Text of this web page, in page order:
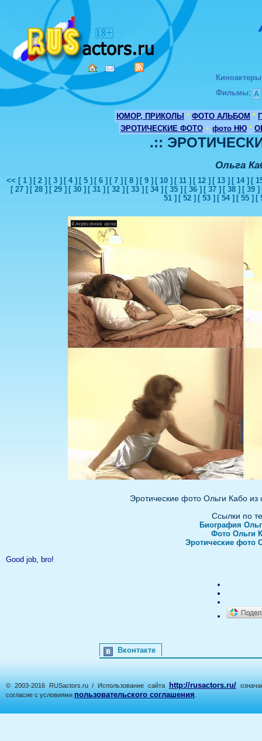
Киноактеры
Фильмы: А
ЮМОР, ПРИКОЛЫ * ФОТО АЛЬБОМ *
ЭРОТИЧЕСКИЕ ФОТО + фото НЮ *
.::
Ольга
<< [ 1 ] [ 2 ] [ 3 ] [ 4 ] [ 5 ] [ 6 ] [ 7 ] [ 8 ] [ 9 ] [ 10 ] [ 11 ] [ 12 ] [ 13 ] [ 14 ] [
[ 27 ] [ 28 ] [ 29 ] [ 30 ] [ 31 ] [ 32 ] [ 33 ] [ 34 ] [ 35 ] [ 36 ] [ 37 ] [ 38 ] [ 39 ]
51 ] [ 52 ] [ 53 ] [ 54 ] [ 55 ] [
Эротические фото Ольги Кабо
Ссылки по
Биография
Фото Ольги
Эротические фото
Good job, bro!
Вконтакте
© 2003-2016 RUSactors.ru / Использование сайта http://rusactors.ru/
согласие с условиями пользовательского соглашения